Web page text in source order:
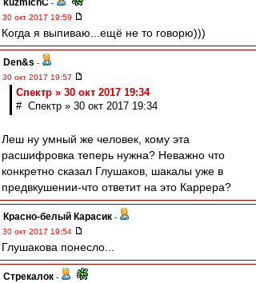
kuzmichC -
30 окт 2017 19:59
Когда я выпиваю...ещё не то говорю)))
Den&s -
30 окт 2017 19:57
Спектр » 30 окт 2017 19:34
# Спектр » 30 окт 2017 19:34
Леш ну умный же человек, кому эта
расшифровка теперь нужна? Неважно что
конкретно сказал Глушаков, шакалы уже в
предвкушении-что ответит на это Каррера?
Красно-белый Карасик -
30 окт 2017 19:54
Глушакова понесло...
Стрекалок -